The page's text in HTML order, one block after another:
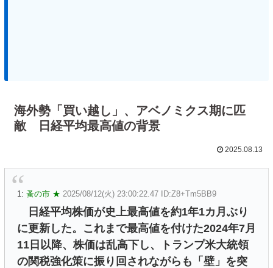
海外勢「買い越し」、アベノミクス期に匹
敵 日経平均最高値の背景
2025.08.13
1: 蚤の市 ★ 2025/08/12(火) 23:00:22.47 ID:Z8+Tm5BB9
日経平均株価が史上最高値を約1年1カ月ぶり
に更新した。これまで最高値を付けた2024年7月
11日以降、株価は乱高下し、トランプ米大統領
の関税強化策に振り回されながらも「壁」を突